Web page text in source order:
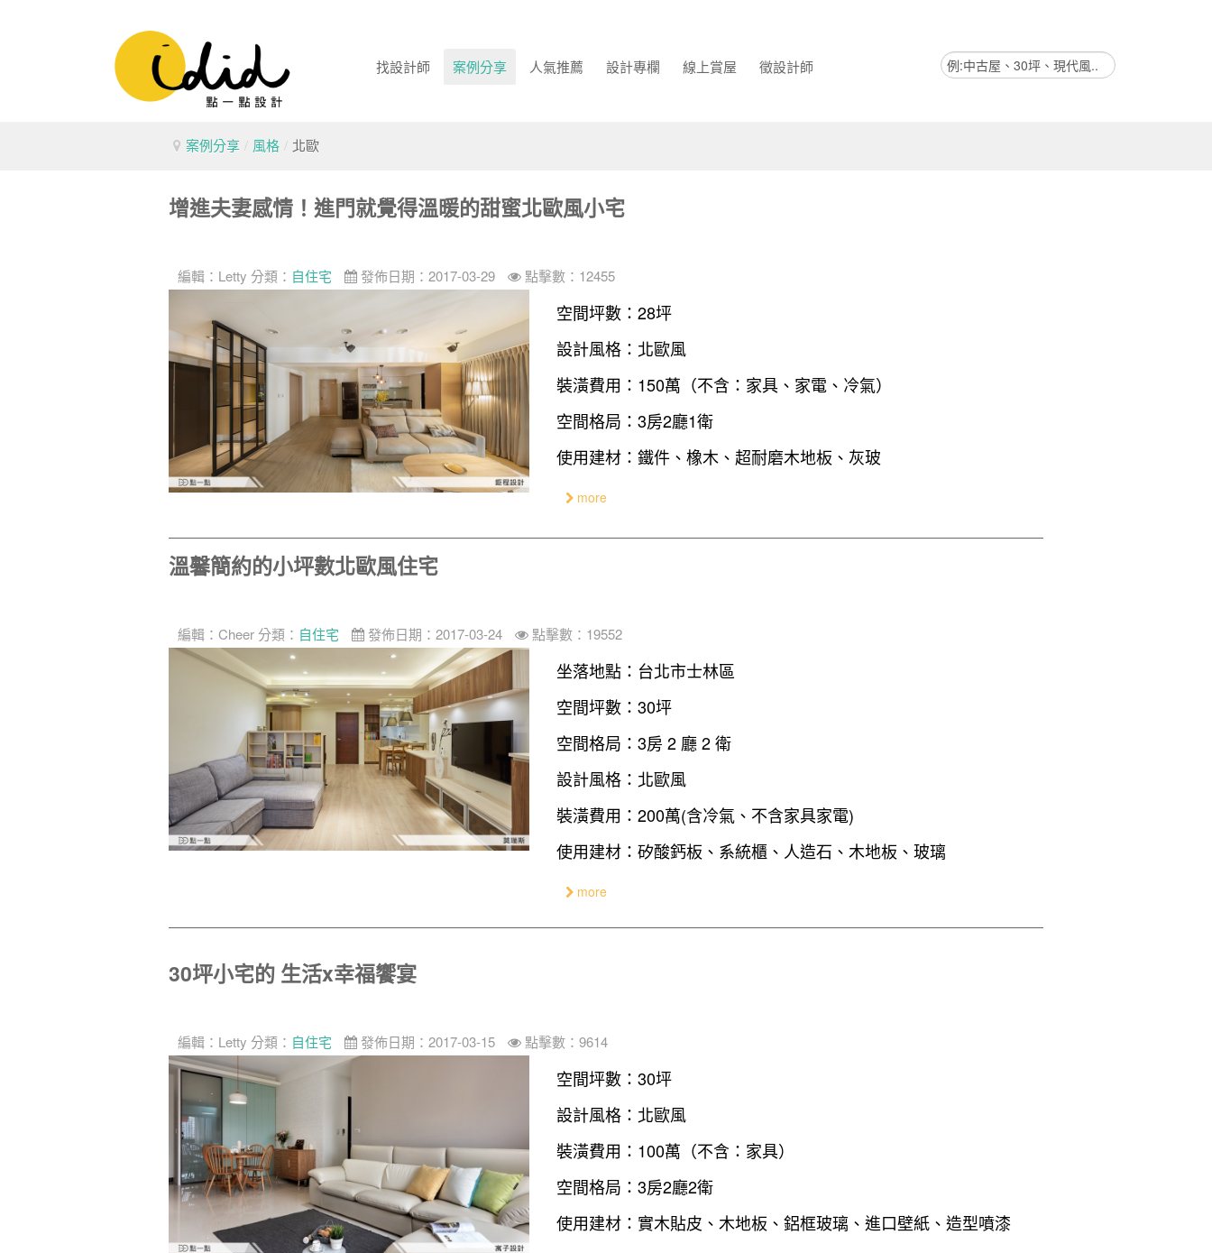
找設計師 案例分享 人氣推薦 設計專欄 線上賞屋 徵設計師
案例分享 / 風格 / 北歐
增進夫妻感情！進門就覺得溫暖的甜蜜北歐風小宅
編輯： Letty 分類： 自住宅 發佈日期：2017-03-29 點擊數：12455
空間坪數：28坪
設計風格：北歐風
裝潢費用：150萬（不含：家具、家電、冷氣）
空間格局：3房2廳1衛
使用建材：鐵件、橡木、超耐磨木地板、灰玻
more
溫馨簡約的小坪數北歐風住宅
編輯： Cheer 分類： 自住宅 發佈日期：2017-03-24 點擊數：19552
坐落地點：台北市士林區
空間坪數：30坪
空間格局：3房 2 廳 2 衛
設計風格：北歐風
裝潢費用：200萬(含冷氣、不含家具家電)
使用建材：矽酸鈣板、系統櫃、人造石、木地板、玻璃
more
30坪小宅的 生活x幸福饗宴
編輯： Letty 分類： 自住宅 發佈日期：2017-03-15 點擊數：9614
空間坪數：30坪
設計風格：北歐風
裝潢費用：100萬（不含：家具）
空間格局：3房2廳2衛
使用建材：實木貼皮、木地板、鋁框玻璃、進口壁紙、造型噴漆